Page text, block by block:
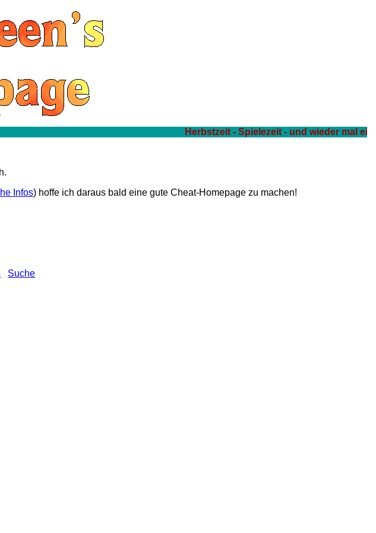
Herbstzeit - Spielezeit - und wieder mal ein
Infos) hoffe ich daraus bald eine gute Cheat-Homepage zu machen!
Suche